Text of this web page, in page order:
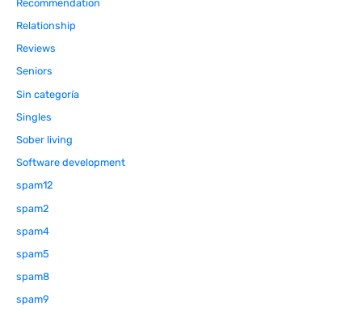
Recommendation
Relationship
Reviews
Seniors
Sin categoría
Singles
Sober living
Software development
spam12
spam2
spam4
spam5
spam8
spam9